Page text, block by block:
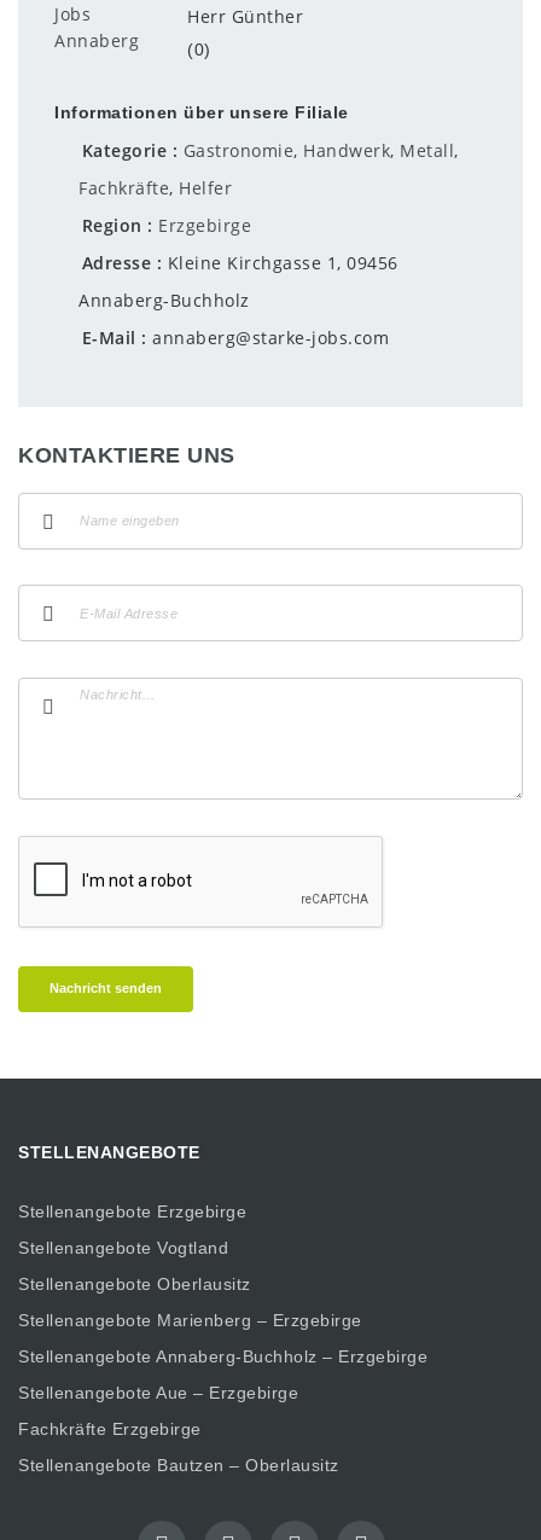
Herr Günther
(0)
Informationen über unsere Filiale
Kategorie Gastronomie, Handwerk, Metall,
Fachkräfte, Helfer
Region
Erzgebirge
Adresse
Kleine Kirchgasse 1, 09456
Annaberg-Buchholz
E-Mail
annaberg@starke-jobs.com
KONTAKTIERE UNS
Nachricht senden
STELLENANGEBOTE
Stellenangebote Erzgebirge
Stellenangebote Vogtland
Stellenangebote Oberlausitz
Stellenangebote Marienberg – Erzgebirge
Stellenangebote Annaberg-Buchholz – Erzgebirge
Stellenangebote Aue – Erzgebirge
Fachkräfte Erzgebirge
Stellenangebote Bautzen – Oberlausitz